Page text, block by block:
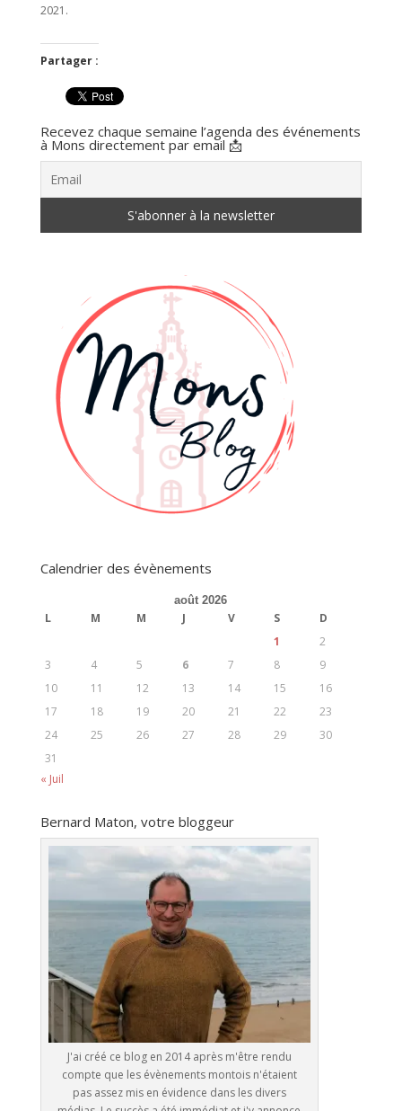
Partager :
Recevez chaque semaine l’agenda des événements
à Mons directement par email 📩
Calendrier des évènements
août 2026
L M M J V S
D
1
2
3
4 5 6 7 8
9
10
11 12 13 14 15
16
17
18 19 20 21 22
23
24
25 26 27 28 29
30
31
« Juil
Bernard Maton, votre bloggeur
J'ai créé ce blog en 2014 après m'être rendu
compte que les évènements montois n'étaient
pas assez mis en évidence dans les divers